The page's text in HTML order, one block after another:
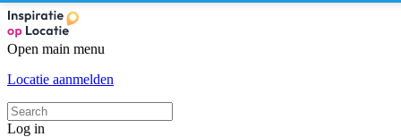
Open main menu
Locatie aanmelden
Log in